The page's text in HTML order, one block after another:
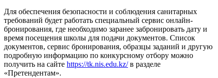
Для обеспечения безопасности и соблюдения санитарных
требований будет работать специальный сервис онлайн-
бронирования, где необходимо заранее забронировать дату и
время посещения школы для подачи документов. Список
документов, сервис бронирования, образцы заданий и другую
подробную информацию по конкурсному отбору можно
получить на сайте https://tk.nis.edu.kz/в разделе
«Претендентам».